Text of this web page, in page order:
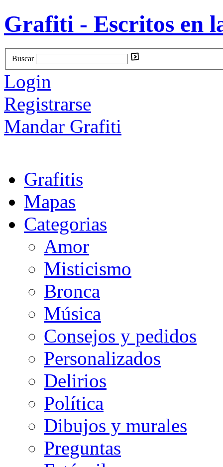
Grafiti - Escritos en
Buscar
Login
Registrarse
Mandar Grafiti
Grafitis
Mapas
Categorias
Amor
Misticismo
Bronca
Música
Consejos y pedidos
Personalizados
Delirios
Política
Dibujos y murales
Preguntas